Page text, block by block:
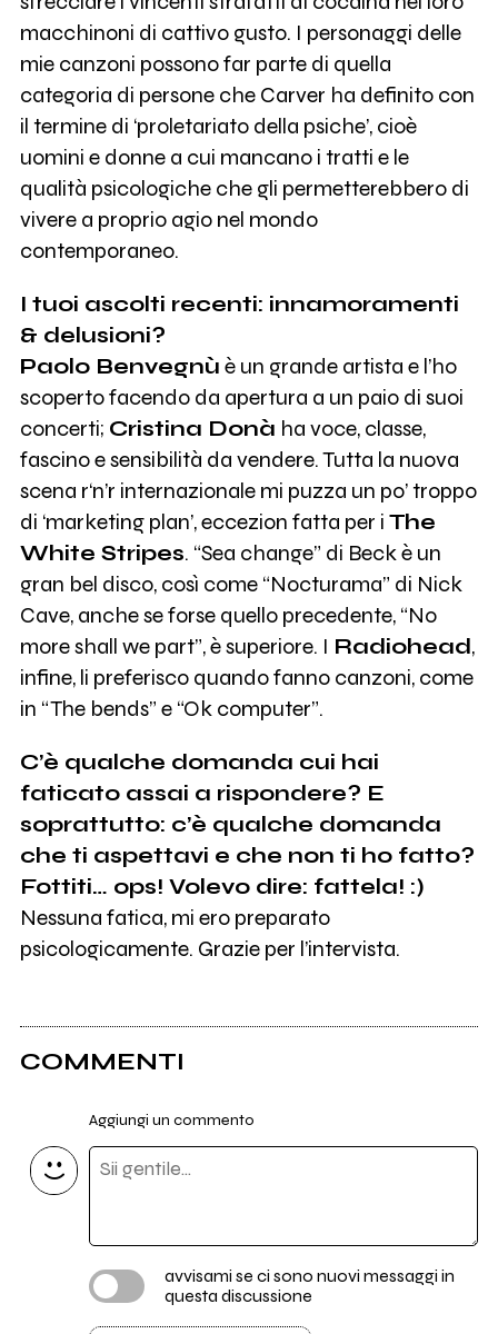
macchinoni di cattivo gusto. I personaggi delle
mie canzoni possono far parte di quella
categoria di persone che Carver ha definito con
il termine di ‘proletariato della psiche’, cioè
uomini e donne a cui mancano i tratti e le
qualità psicologiche che gli permetterebbero di
vivere a proprio agio nel mondo
contemporaneo.
I tuoi ascolti recenti: innamoramenti
& delusioni?
Paolo Benvegnù è un grande artista e l’ho
scoperto facendo da apertura a un paio di suoi
concerti; Cristina Donà ha voce, classe,
fascino e sensibilità da vendere. Tutta la nuova
scena r‘n’r internazionale mi puzza un po’ troppo
di ‘marketing plan’, eccezion fatta per i The
White Stripes. “Sea change” di Beck è un
gran bel disco, così come “Nocturama” di Nick
Cave, anche se forse quello precedente, “No
more shall we part”, è superiore. I Radiohead,
infine, li preferisco quando fanno canzoni, come
in “The bends” e “Ok computer”.
C’è qualche domanda cui hai
faticato assai a rispondere? E
soprattutto: c’è qualche domanda
che ti aspettavi e che non ti ho fatto?
Fottiti… ops! Volevo dire: fattela! :)
Nessuna fatica, mi ero preparato
psicologicamente. Grazie per l’intervista.
COMMENTI
Aggiungi un commento
avvisami se ci sono nuovi messaggi in
questa discussione